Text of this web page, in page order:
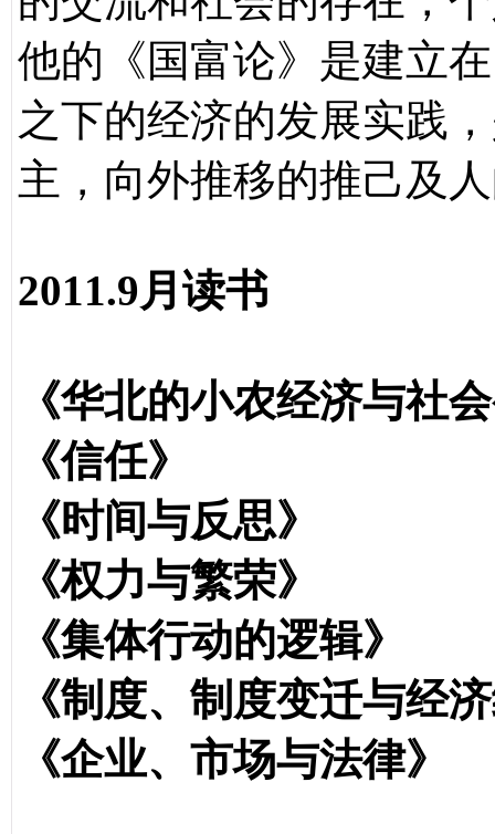
他的《国富论》是建立
之下的经济的发展实践
主，向外推移的推己及
2011.9月读书
《华北的小农经济与社
《信任》
《时间与反思
《权力与繁荣
《集体行动的逻
《制度、制度变迁与经
《企业、市场与法